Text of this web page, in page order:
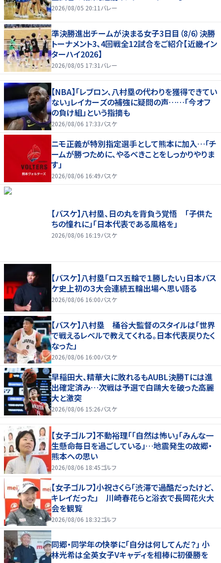
2026/08/05 20:11 バレー
準決勝進出チームが決まる女子3日目（8/6）決勝
トーナメント3、4回戦全12試合をご紹介【近畿イン
ターハイ2026】
2026/08/05 17:31 バレー
【NBA】「レブロン、八村塁の代わりを獲得できてい
ない」レイカーズの補強に疑問の声……「今オフ
の負け組」という指摘も
2026/08/06 17:33バスケ
ニモ正義が特別指定選手として熊本に加入…「チ
ームが勝つために、やるべきことをしっかりやりま
す」
2026/08/06 16:49バスケ
【バスケ】八村塁、日の丸を背負う覚悟 「子供た
ちの憧れに」「日本代表である風格を」
2026/08/06 16:19バスケ
【バスケ】八村塁「ロス五輪で１勝したい」日本バス
ケ史上初の３大会連続五輪出場へ思い語る
2026/08/06 16:00バスケ
【バスケ】八村塁 桶谷大監督のスタイルは「世界
で戦えるレベルで教えてくれる。日本代表戻りたく
なった」
2026/08/06 16:00バスケ
早稲田大、精華大に敗れるもAUBL決勝Tには進
出確定済み…次戦は予選で白鷗大を破った高麗
大と激突
2026/08/06 15:26バスケ
【女子ゴルフ】不動裕理「「自然は怖い」「みんな一
生懸命毎日を過ごしている」…地震発生の故郷・
熊本への思い
2026/08/06 18:45ゴルフ
【女子ゴルフ】小祝さくら「渋滞で過酷だったけど、
キレイだった」 川崎春花らと浴衣で長岡花火大
会を観覧
2026/08/06 18:32ゴルフ
同郷・同学年の快挙に「自分は何してんだ？」 小
林光希は全英女子Vキャディを相棒に初優勝を